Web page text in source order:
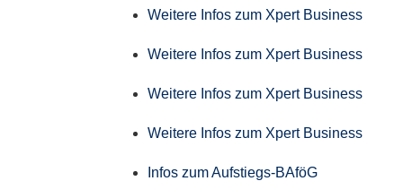
Weitere Infos zum Xpert Business
Weitere Infos zum Xpert Business
Weitere Infos zum Xpert Business
Weitere Infos zum Xpert Business
Infos zum Aufstiegs-BAföG